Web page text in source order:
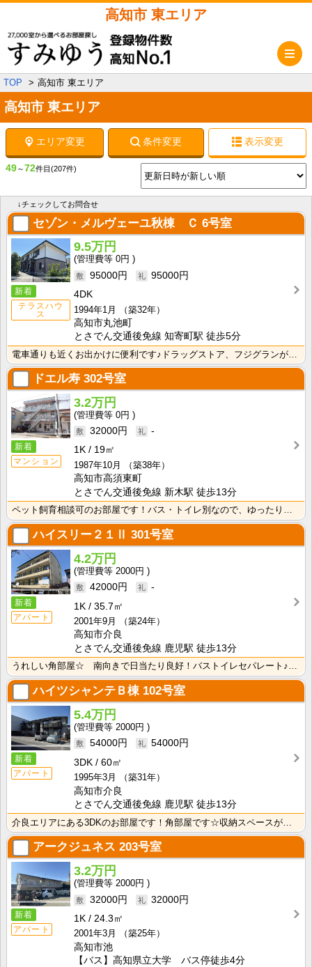
高知市 東エリア
TOP 高知市 東エリア
高知市 東エリア
エリア変更 条件変更 表示変更
49～72件目 (207件)
↓チェックしてお問合せ
セゾン・メルヴェーユ秋棟 Ｃ 6号室
新着
テラスハウ
ス
9.5万円
0円
95000円
95000円
4DK
1994年1月
（築32年）
高知市丸池町
とさでん交通後免線 知寄町駅 徒歩5分
電車通りも近くお出かけに便利です♪ドラッグストア、フジグランが近いのでお買い物が楽々☆
ドエル寿 302号室
新着
マンション
3.2万円
0円
32000円
-
1K
19㎡
1987年10月
（築38年）
高知市高須東町
とさでん交通後免線 新木駅 徒歩13分
ペット飼育相談可のお部屋です！バス・トイレ別なので、ゆったり湯船に浸かれますね！
ハイスリー２１Ⅱ 301号室
新着
アパート
4.2万円
2000円
42000円
-
1K
35.7㎡
2001年9月
（築24年）
高知市介良
とさでん交通後免線 鹿児駅 徒歩13分
うれしい角部屋☆ 南向きで日当たり良好！バストイレセパレート♪ 収納スペースがあるのでお部屋がすっき･･･
ハイツシャンテＢ棟102号室
新着
アパート
5.4万円
2000円
54000円
54000円
3DK
60㎡
1995年3月
（築31年）
高知市介良
とさでん交通後免線 鹿児駅 徒歩13分
アークジュネス 203号室
新着
アパート
3.2万円
2000円
32000円
32000円
1K
24.3㎡
2001年3月
（築25年）
高知市池
【バス】高知県立大学 バス停徒歩4分